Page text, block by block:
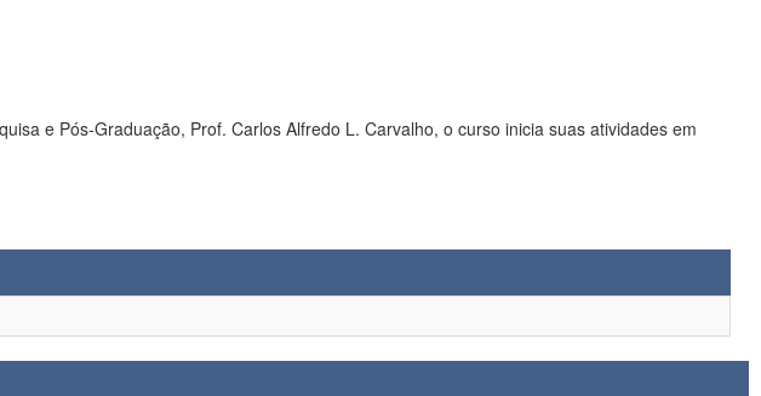
e Pós-Graduação, Prof. Carlos Alfredo L. Carvalho, o curso inicia suas atividades em